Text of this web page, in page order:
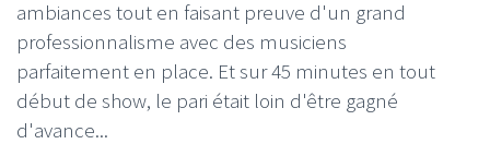
ambiances tout en faisant preuve d'un grand
professionnalisme avec des musiciens
parfaitement en place. Et sur 45 minutes en tout
début de show, le pari était loin d'être gagné
d'avance...